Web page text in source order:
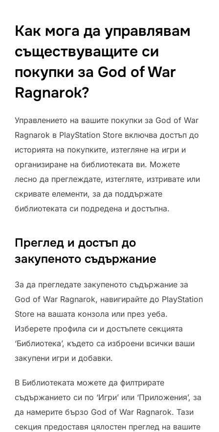
Как мога да управлявам
съществуващите си
покупки за God of War
Ragnarok?
Управлението на вашите покупки за God of War
Ragnarok в PlayStation Store включва достъп до
историята на покупките, изтегляне на игри и
организиране на библиотеката ви. Можете
лесно да преглеждате, изтегляте, изтривате или
скривате елементи, за да поддържате
библиотеката си подредена и достъпна.
Преглед и достъп до
закупеното съдържание
За да прегледате закупеното съдържание за
God of War Ragnarok, навигирайте до PlayStation
Store на вашата конзола или през уеба.
Изберете профила си и достъпете секцията
‘Библиотека’, където са изброени всички ваши
закупени игри и добавки.
В Библиотеката можете да филтрирате
съдържанието си по ‘Игри’ или ‘Приложения’, за
да намерите бързо God of War Ragnarok. Тази
секция предоставя цялостен преглед на вашите